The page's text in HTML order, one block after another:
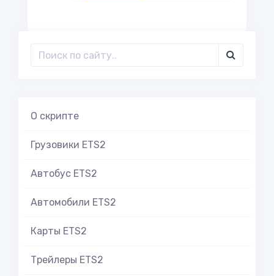
О скрипте
Грузовики ETS2
Автобус ETS2
Автомобили ETS2
Карты ETS2
Трейлеры ETS2